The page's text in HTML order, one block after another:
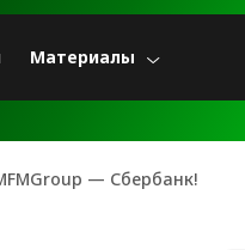
Материалы
— Сбербанк!